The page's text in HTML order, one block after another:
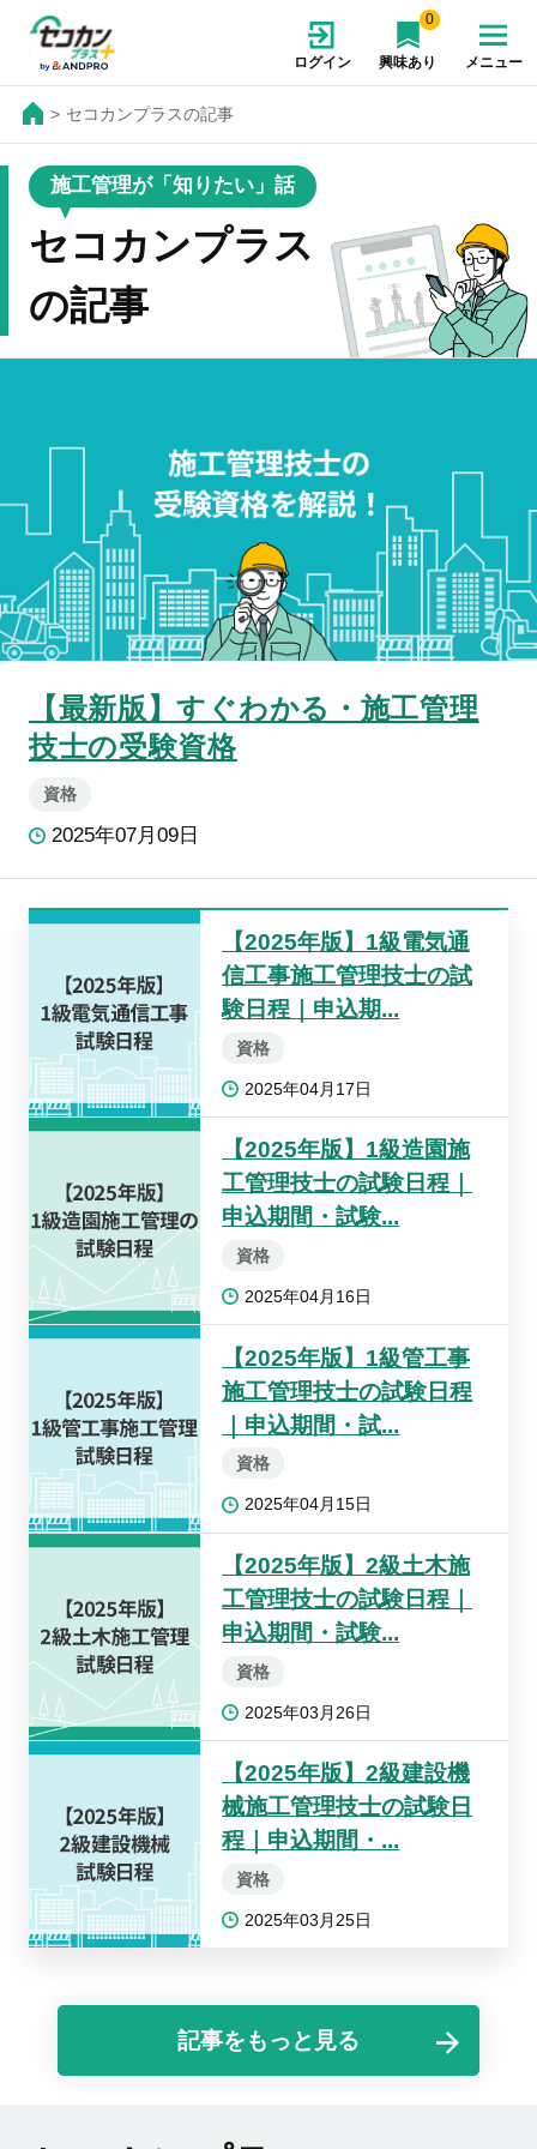
ログイン
0
興味あり メニュー
セコカンプラスの記事
施工管理が「知りたい」話
セコカンプラス
の記事
【最新版】すぐわかる・施工管理
技士の受験資格
資格
2025年07月09日
【2025年版】1級電気通
信工事施工管理技士の試
験日程｜申込期...
資格
2025年04月17日
【2025年版】1級造園施
工管理技士の試験日程｜
申込期間・試験...
資格
2025年04月16日
【2025年版】1級管工事
施工管理技士の試験日程
｜申込期間・試...
資格
2025年04月15日
【2025年版】2級土木施
工管理技士の試験日程｜
申込期間・試験...
資格
2025年03月26日
【2025年版】2級建設機
械施工管理技士の試験日
程｜申込期間・...
資格
2025年03月25日
記事をもっと見る